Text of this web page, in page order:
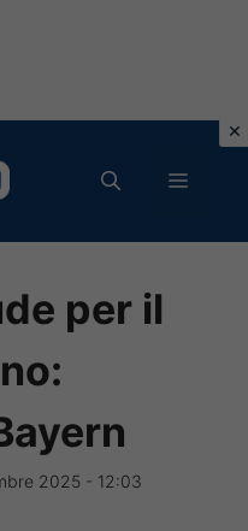
MENU
per il
2025 - 12:03